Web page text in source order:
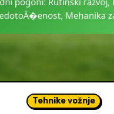
Tehnike vožnje